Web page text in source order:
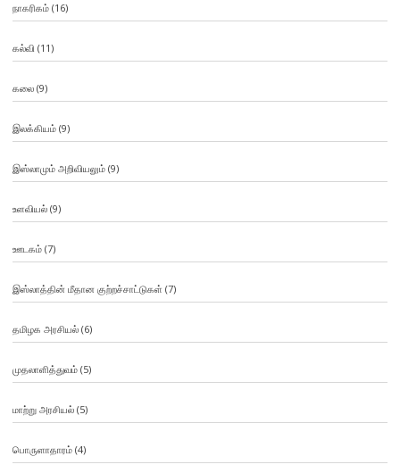
நாகரிகம்(16)
கல்வி (11)
கலை(9)
இலக்கியம்(9)
இஸ்லாமும் அறிவியலும்(9)
உளவியல்(9)
ஊடகம்(7)
இஸ்லாத்தின் மீதான குற்றச்சாட்டுகள் (7)
தமிழக அரசியல்(6)
முதலாளித்துவம்(5)
மாற்று அரசியல்(5)
பொருளாதாரம்(4)